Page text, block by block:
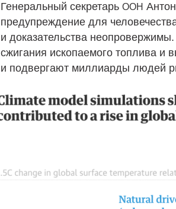
Генеральный секретарь ООН
предупреждение для
и доказательства
сжигания ископаемого топлива и
и подвергают миллиарды людей